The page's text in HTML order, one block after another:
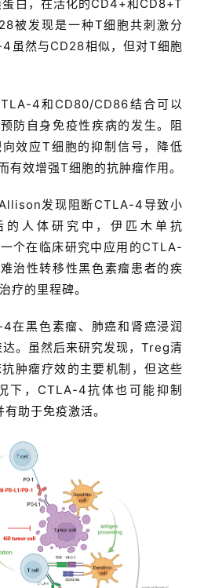
白，在活化的CD4+和CD8+T
被发现是一种T细胞共刺激分
虽然与CD28相似，但对T细胞
4和CD80/CD86结合可以
防自身免疫性疾病的发生。阻
效应T细胞的抑制信号，降低
效增强T细胞的抗肿瘤作用。
发现阻断CTLA-4导致小
的人体研究中，伊匹木单抗
个在临床研究中应用的CTLA-
治性转移性黑色素瘤患者的疾
疗的里程碑。
在黑色素瘤、肺癌和肾癌浸润
。虽然后来研究发现，Treg清
肿瘤疗效的主要机制，但这些
下，CTLA-4抗体也可能抑制
助于免疫激活。